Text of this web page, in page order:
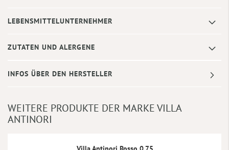
LEBENSMITTELUNTERNEHMER
ZUTATEN UND ALERGENE
INFOS ÜBER DEN HERSTELLER
WEITERE PRODUKTE DER MARKE VILLA
ANTINORI